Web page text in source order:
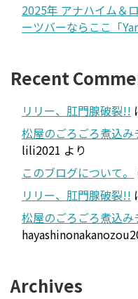
2025年 アナハイム＆
ーツバーならここ「
Recent
リリー、肛門腺破裂!!
松屋のごろごろ煮込み
lili2021 より
このブログについて。
リリー、肛門腺破裂!!
松屋のごろごろ煮込み
Archives